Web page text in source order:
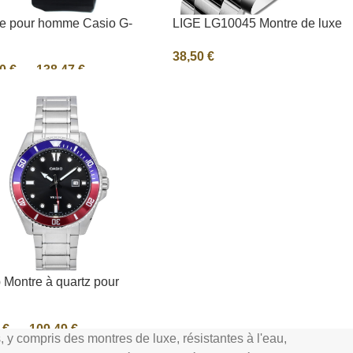
pour homme Casio G-
et alarme GA-100-1A4
€ 138,47 €
LIGE LG10045 Montre de luxe
38,50 €
Montre à quartz pour
avec cadran
107D-1A3 200M
€ 109,49 €
compris des montres de luxe, résistantes à l'eau,